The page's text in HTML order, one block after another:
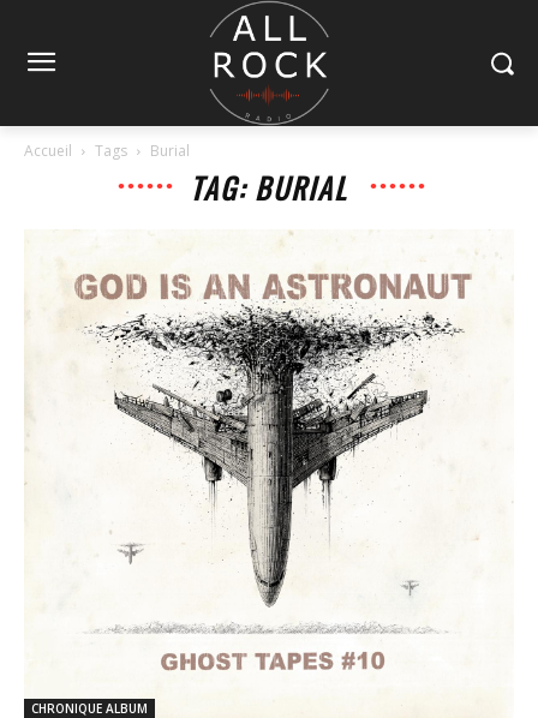
Accueil Tags Burial
TAG: BURIAL
CHRONIQUE ALBUM